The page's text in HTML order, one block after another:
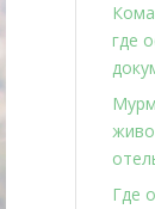
где
Где